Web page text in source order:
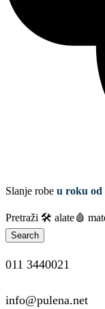
Slanje robe u roku od
Pretraži 🛠️ alate🩸
Search
011 3440021
info@pulena.net